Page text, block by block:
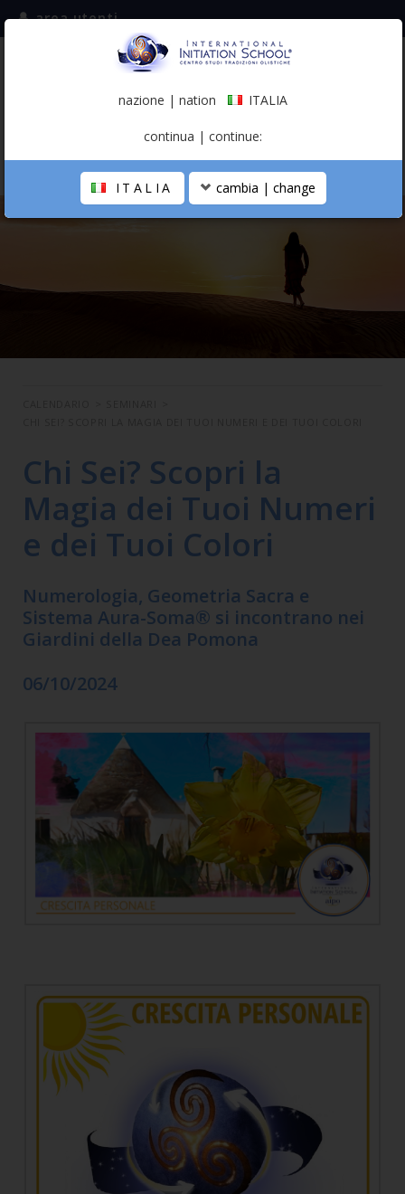
iscriviti alla mailing list
(italiano)
area utenti
LA SCUOLA
Chi Sei? Scopri la
Magia dei Tuoi Numeri
e dei Tuoi Colori
Numerologia, Geometria Sacra e
Sistema Aura-Soma® si incontrano nei
Giardini della Dea Pomona
06/10/2024
nazione | nation ITALIA
continua | continue:
ITALIA cambia | change